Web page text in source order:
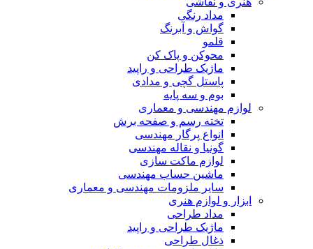
مداد رنگی
گواش و آبرنگ
قلمو
محوکن و پاک کن
ماژیک طراحی و راپید
پاستل گچی و مدادی
بوم و سه پایه
لوازم مهندسی و معماری
تخته رسم و صفحه برش
انواع پرگار مهندسی
گونیا و نقاله مهندسی
لوازم ماکت سازی
ماشین حساب مهندسی
سایر ملزومات مهندسی و معماری
ابزار و لوازم هنری
مداد طراحی
ماژیک طراحی و راپید
ذغال طراحی